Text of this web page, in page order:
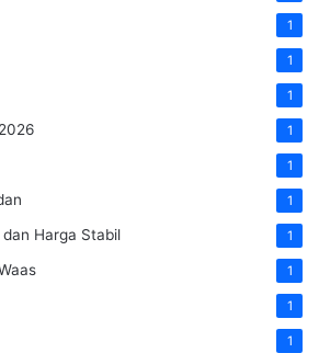
1
1
1
1
1
1
Harga Stabil 1
1
1
1